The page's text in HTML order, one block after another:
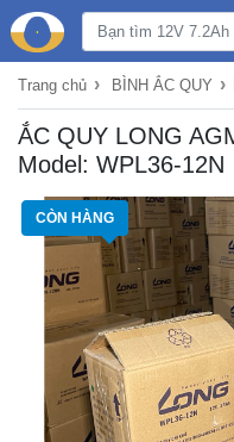
Trang chủ › BÌNH ẮC QUY ›
ẮC QUY LONG
Model: WPL36-12N
CÒN HÀNG